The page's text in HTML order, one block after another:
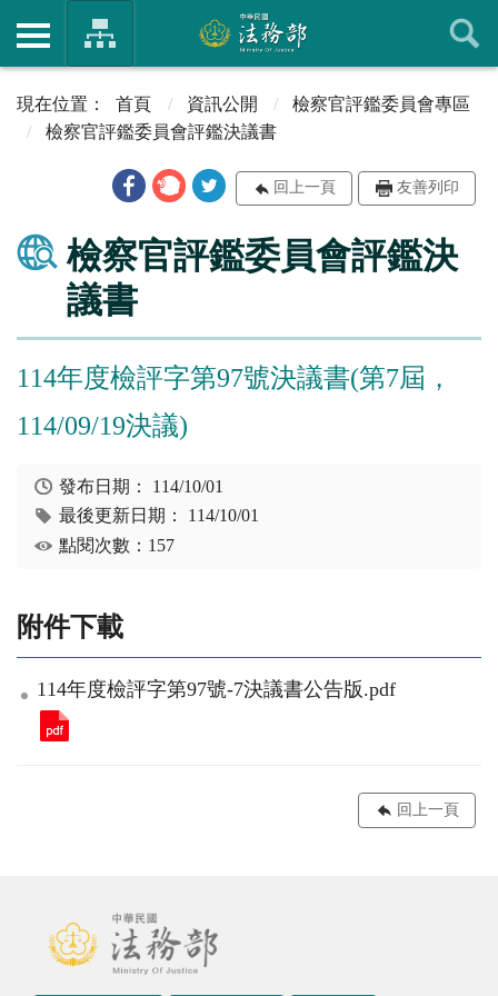
首頁 資訊公開
檢察官評鑑委員會專區
檢察官評鑑委員會評鑑決議書
回上一頁 友善列印
檢察官評鑑委員會評鑑決
議書
114年度檢評字第97號決議書(第7屆，
114/09/19決議)
發布日期： 114/10/01
最後更新日期： 114/10/01
點閱次數：157
附件下載
114年度檢評字第97號-7決議書公告版.pdf
回上一頁